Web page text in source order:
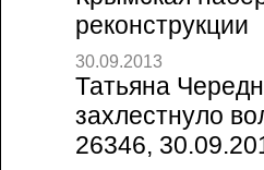
реконструкции
30.09.2013
Татьяна
захлестнуло
26346,